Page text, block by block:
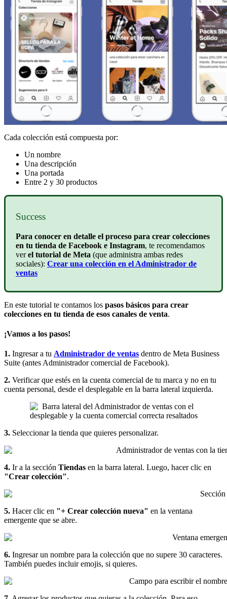
Cada colección está compuesta por:
Un nombre
Una descripción
Una portada
Entre 2 y 30 productos
Success
Para conocer en detalle el proceso para crear colecciones
en tu tienda de Facebook e Instagram, te recomendamos
verel tutorial de Meta (que administra ambas redes
sociales): Crear una colección en el Administrador de
ventas
En este tutorial te contamos los pasos básicos para crear
colecciones en tu tienda de esos canales de venta.
¡Vamos a los pasos!
1. Ingresar a tu Administrador de ventas dentro de Meta Business
Suite (antes Administrador comercial de Facebook).
2. Verificar que estés en la cuenta comercial de tu marca y no en tu
cuenta personal, desde el desplegable en la barra lateral izquierda.
3. Seleccionar la tienda que quieres personalizar.
4. Ir a la sección Tiendas en la barra lateral. Luego, hacer clic en
"Crear colección".
5. Hacer clic en "+ Crear colección nueva" en la ventana
emergente que se abre.
6. Ingresar un nombre para la colección que no supere 30 caracteres.
También puedes incluir emojis, si quieres.